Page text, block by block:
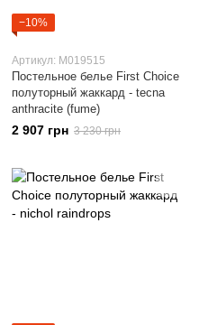
−10%
Артикул: M019515
Постельное белье First Choice
полуторный жаккард - tecna
anthracite (fume)
2 907 грн 3 230 грн